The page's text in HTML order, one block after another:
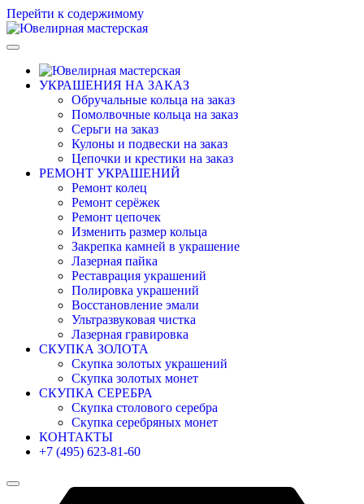
Перейти к содержимому
УКРАШЕНИЯ НА ЗАКАЗ
Обручальные кольца на заказ
Помолвочные кольца на заказ
Серьги на заказ
Кулоны и подвески на заказ
Цепочки и крестики на заказ
РЕМОНТ УКРАШЕНИЙ
Ремонт колец
Ремонт серёжек
Ремонт цепочек
Изменить размер кольца
Закрепка камней в украшение
Лазерная пайка
Реставрация украшений
Полировка украшений
Восстановление эмали
Ультразвуковая чистка
Лазерная гравировка
СКУПКА ЗОЛОТА
Скупка золотых украшений
Скупка золотых монет
СКУПКА СЕРЕБРА
Скупка столового серебра
Скупка серебряных монет
КОНТАКТЫ
+7 (495) 623-81-60